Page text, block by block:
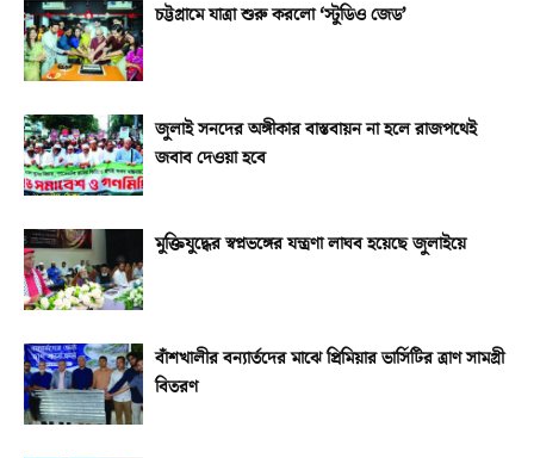
চট্টগ্রামে যাত্রা শুরু করলো ‘স্টুডিও জেড’
জুলাই সনদের অঙ্গীকার বাস্তবায়ন না হলে রাজপথেই
জবাব দেওয়া হবে
মুক্তিযুদ্ধের স্বপ্নভঙ্গের যন্ত্রণা লাঘব হয়েছে জুলাইয়ে
বাঁশখালীর বন্যার্তদের মাঝে প্রিমিয়ার ভার্সিটির ত্রাণ সামগ্রী
বিতরণ